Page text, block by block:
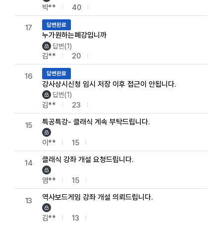
박** 40
17 답변완료
누가원하는폐강입니까
답변(1)
김** 20
16 답변완료
강사상시신청 임시 저장 이후 접근이 안됩니다.
답변(1)
김** 23
15 특공특강- 클래식 계속 부탁드립니다.
이** 15
14 클래식 강좌 개설 요청드립니다.
염** 15
13 역사보드게임 강좌 개설 의뢰드립니다.
김** 13